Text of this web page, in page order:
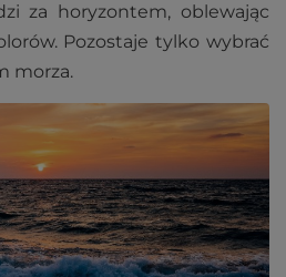
za horyzontem, oblewając
Pozostaje tylko wybrać
morza.